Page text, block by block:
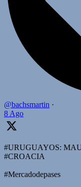
@bachsmartin ·
8 Ago
#URUGUAYOS:
#CROACIA
#Mercadodepases